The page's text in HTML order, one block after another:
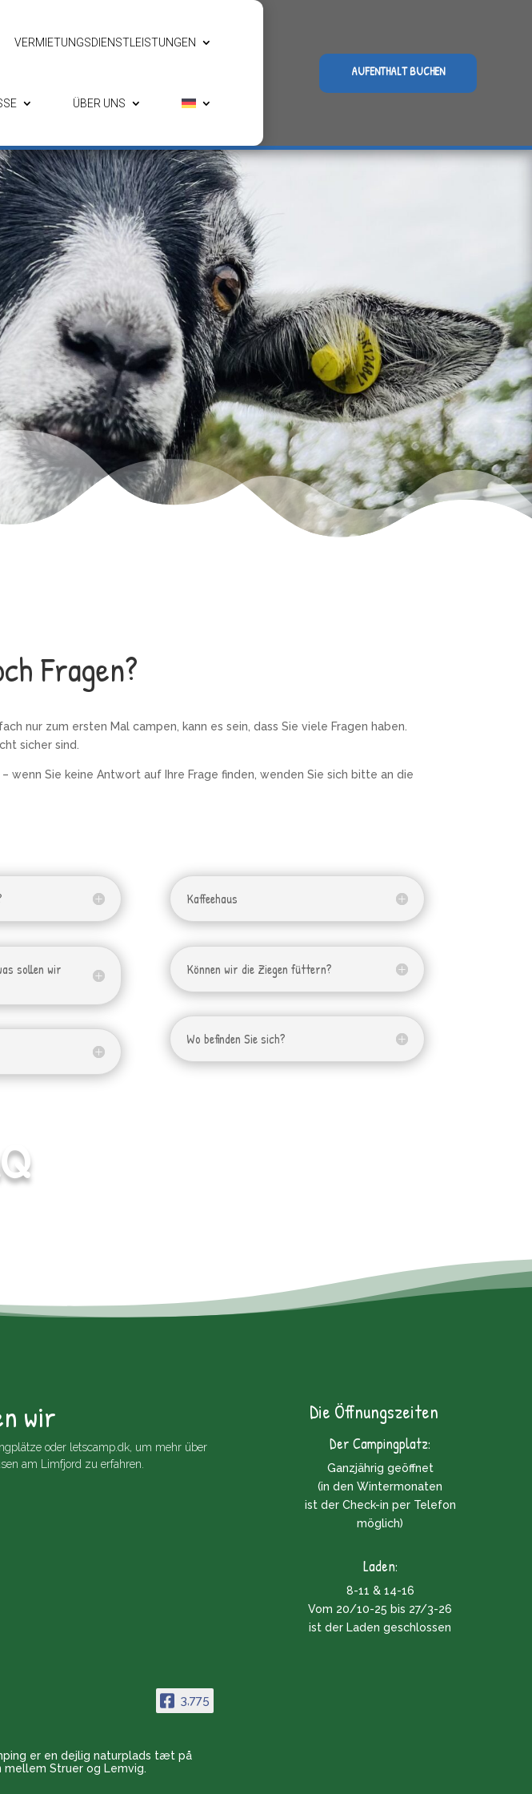
VERMIETUNGSDIENSTLEISTUNGEN
ÜBER UNS
AUFENTHALT BUCHEN
Fragen?
nur zum ersten Mal campen, kann es sein, dass Sie viele Fragen haben.
sicher sind.
Sie keine Antwort auf Ihre Frage finden, wenden Sie sich bitte an die
sollen wir
Kaffeehaus
Können wir die Ziegen füttern?
Wo befinden Sie sich?
wir
oder letscamp.dk, um mehr über
am Limfjord zu erfahren.
3,775
er en dejlig naturplads tæt på
mellem Struer og Lemvig.
Die Öffnungszeiten
Der Campingplatz:
Ganzjährig geöffnet
(in den Wintermonaten
ist der Check-in per Telefon
möglich)
Laden:
8-11 & 14-16
Vom 20/10-25 bis 27/3-26
ist der Laden geschlossen